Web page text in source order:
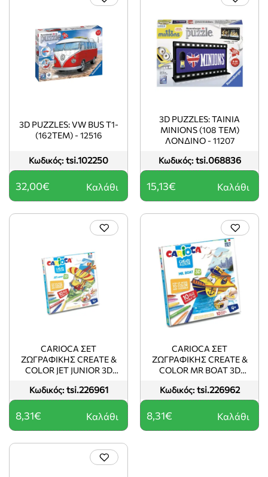
Κωδικός: tsi.102250
3D PUZZLES: VW BUS T1-
(162ΤΕΜ) - 12516
32,00€ Καλάθι
Κωδικός: tsi.068836
3D PUZZLES: ΤΑΙΝΙΑ
MINIONS (108 ΤΕΜ)
ΛΟΝΔΙΝΟ - 11207
15,13€ Καλάθι
Κωδικός: tsi.226961
CARIOCA ΣΕΤ
ΖΩΓΡΑΦΙΚΗΣ CREATE &
COLOR JET JUNIOR 3D
8,31€ Καλάθι
Κωδικός: tsi.226962
CARIOCA ΣΕΤ
ΖΩΓΡΑΦΙΚΗΣ CREATE &
COLOR MR BOAT 3D
8,31€ Καλάθι